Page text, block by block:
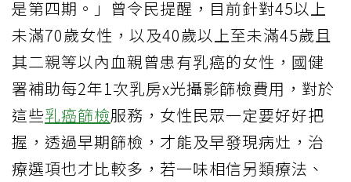
是第四期。」曾令民提醒，目前針對45以上
未滿70歲女性，以及40歲以上至未滿45歲且
其二親等以內血親曾患有乳癌的女性，國健
署補助每2年1次乳房x光攝影篩檢費用，對於
這些乳癌篩檢服務，女性民眾一定要好好把
握，透過早期篩檢，才能及早發現病灶，治
療選項也才比較多，若一味相信另類療法、